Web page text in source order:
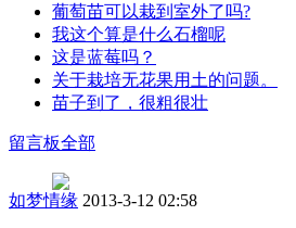
葡萄苗可以栽到室外了吗?
我这个算是什么石榴呢
这是蓝莓吗？
关于栽培无花果用土的问题。
苗子到了，很粗很壮
留言板全部
如梦情缘 2013-3-12 02:58